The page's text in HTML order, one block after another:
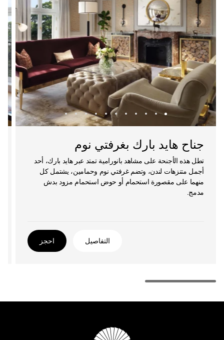
جناح هايد بارك بغرفتي نوم
تطل هذه الأجنحة على مشاهد بانورامية تمتد عبر هايد بارك، أحد
أجمل متنزهات لندن، وتضم غرفتي نوم وحمامين، يشتمل كل
منهما على مقصورة استحمام أو حوض استحمام مزود بدش
مدمج.
التفاصيل احجز